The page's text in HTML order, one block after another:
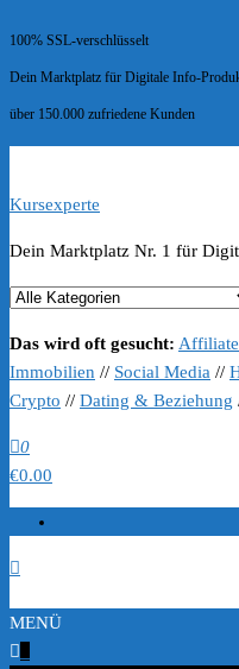
100% SSL-verschlüsselt
Dein Marktplatz für Digitale Info-
über 150.000 zufriedene Kunden
Kursexperte
Dein Marktplatz Nr. 1 für
Das wird oft gesucht:
Immobilien // Social Media //
Crypto // Dating & Beziehung
0
€0.00
MENÜ